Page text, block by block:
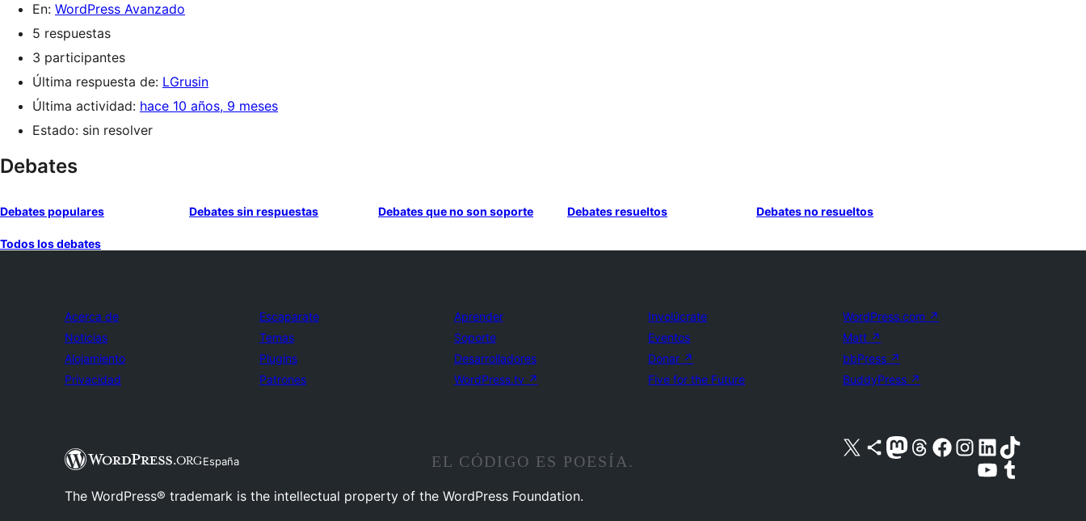
En: WordPress Avanzado
5 respuestas
3 participantes
Última respuesta de: LGrusin
Última actividad: hace 10 años, 9 meses
Estado: sin resolver
Debates
Debates populares Debates sin respuestas Debates que no son soporte Debates resueltos Debates no resueltos
Todos los debates
Acerca de
Noticias
Alojamiento
Privacidad
Escaparate
Temas
Plugins
Patrones
Aprender
Soporte
Desarrolladores
WordPress.tv ↗
Involúcrate
Eventos
Donar ↗
Five for the Future
WordPress.com ↗
Matt ↗
bbPress ↗
BuddyPress ↗
España
Visita nuestra cuenta de X (anteriormente Twitter)
Visita nuestra cuenta de Bluesky
Visita nuestra cuenta de Mastodon
Visita nuestra cuenta de Threads
Visita nuestra página de Facebook
Visita nuestra cuenta de Instagram
Visita nuestra cuenta de LinkedIn
Visita nuestra cuenta de TikTok
Visita nuestro canal de YouTube
Visita nuestra cuenta de Tumblr
EL CÓDIGO ES POESÍA.
The WordPress® trademark is the intellectual property of the WordPress Foundation.